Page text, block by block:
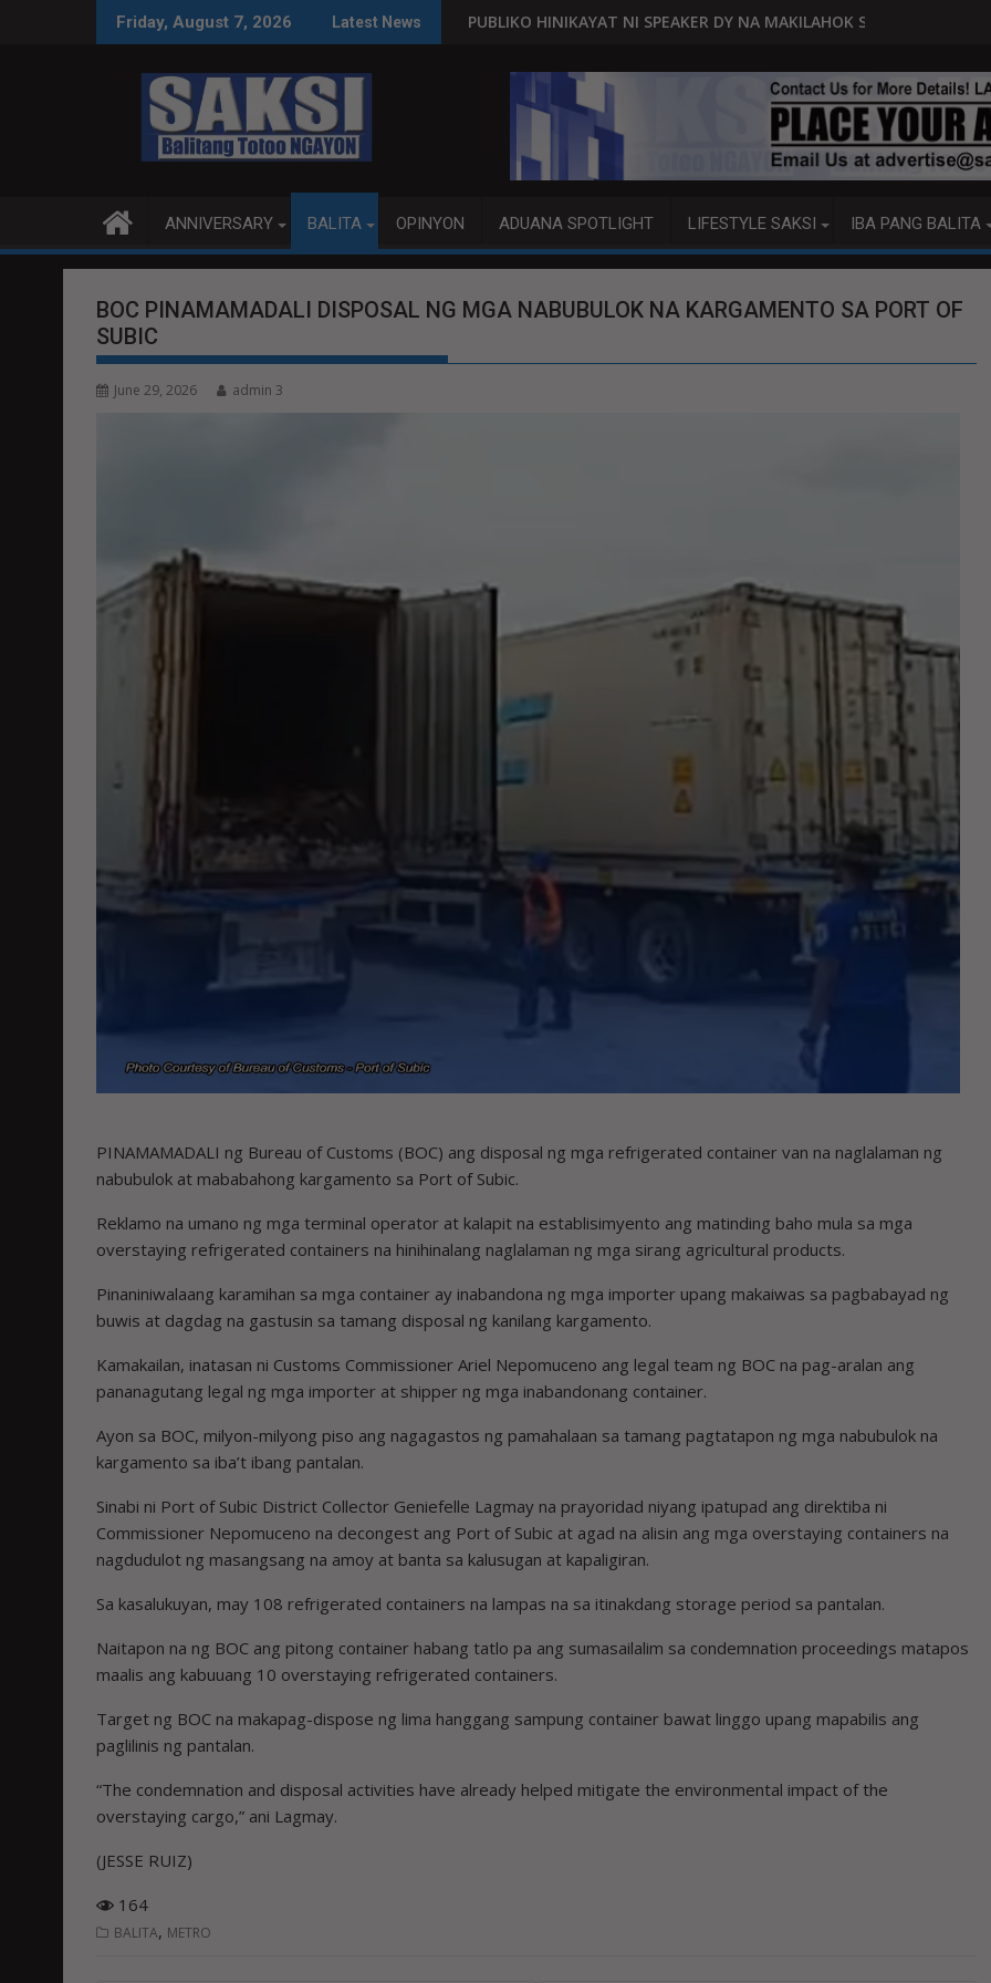
Friday, August 7, 2026 Latest News
WPS O MAGBITIW
NA SUSPENDIHIN IMPLEMENTASYON NG RPVARAPUBLIKO HINIKAYAT NI SPEAKER DY NA MAKILAHOK SA PAGBUO NG MGA BATAS
MALACAÑANG PINAAARAL NA SA
ANNIVERSARY BALITA OPINYON ADUANA SPOTLIGHT LIFESTYLE SAKSI IBA PANG BALITA
BOC PINAMAMADALI DISPOSAL NG MGA NABUBULOK NA KARGAMENTO SA PORT OF
SUBIC
June 29, 2026 admin 3
PINAMAMADALI ng Bureau of Customs (BOC) ang disposal ng mga refrigerated container van na naglalaman ng
nabubulok at mababahong kargamento sa Port of Subic.
Reklamo na umano ng mga terminal operator at kalapit na establisimyento ang matinding baho mula sa mga
overstaying refrigerated containers na hinihinalang naglalaman ng mga sirang agricultural products.
Pinaniniwalaang karamihan sa mga container ay inabandona ng mga importer upang makaiwas sa pagbabayad ng
buwis at dagdag na gastusin sa tamang disposal ng kanilang kargamento.
Kamakailan, inatasan ni Customs Commissioner Ariel Nepomuceno ang legal team ng BOC na pag-aralan ang
pananagutang legal ng mga importer at shipper ng mga inabandonang container.
Ayon sa BOC, milyon-milyong piso ang nagagastos ng pamahalaan sa tamang pagtatapon ng mga nabubulok na
kargamento sa iba’t ibang pantalan.
Sinabi ni Port of Subic District Collector Geniefelle Lagmay na prayoridad niyang ipatupad ang direktiba ni
Commissioner Nepomuceno na decongest ang Port of Subic at agad na alisin ang mga overstaying containers na
nagdudulot ng masangsang na amoy at banta sa kalusugan at kapaligiran.
Sa kasalukuyan, may 108 refrigerated containers na lampas na sa itinakdang storage period sa pantalan.
Naitapon na ng BOC ang pitong container habang tatlo pa ang sumasailalim sa condemnation proceedings matapos
maalis ang kabuuang 10 overstaying refrigerated containers.
Target ng BOC na makapag-dispose ng lima hanggang sampung container bawat linggo upang mapabilis ang
paglilinis ng pantalan.
“The condemnation and disposal activities have already helped mitigate the environmental impact of the
overstaying cargo,” ani Lagmay.
(JESSE RUIZ)
164
BALITA, METRO